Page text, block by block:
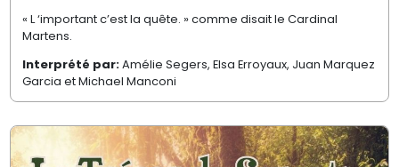
« L ‘important c’est la quête. » comme disait le Cardinal
Martens.
Interprété par:Amélie Segers, Elsa Erroyaux, Juan Marquez
Garcia et Michael Manconi